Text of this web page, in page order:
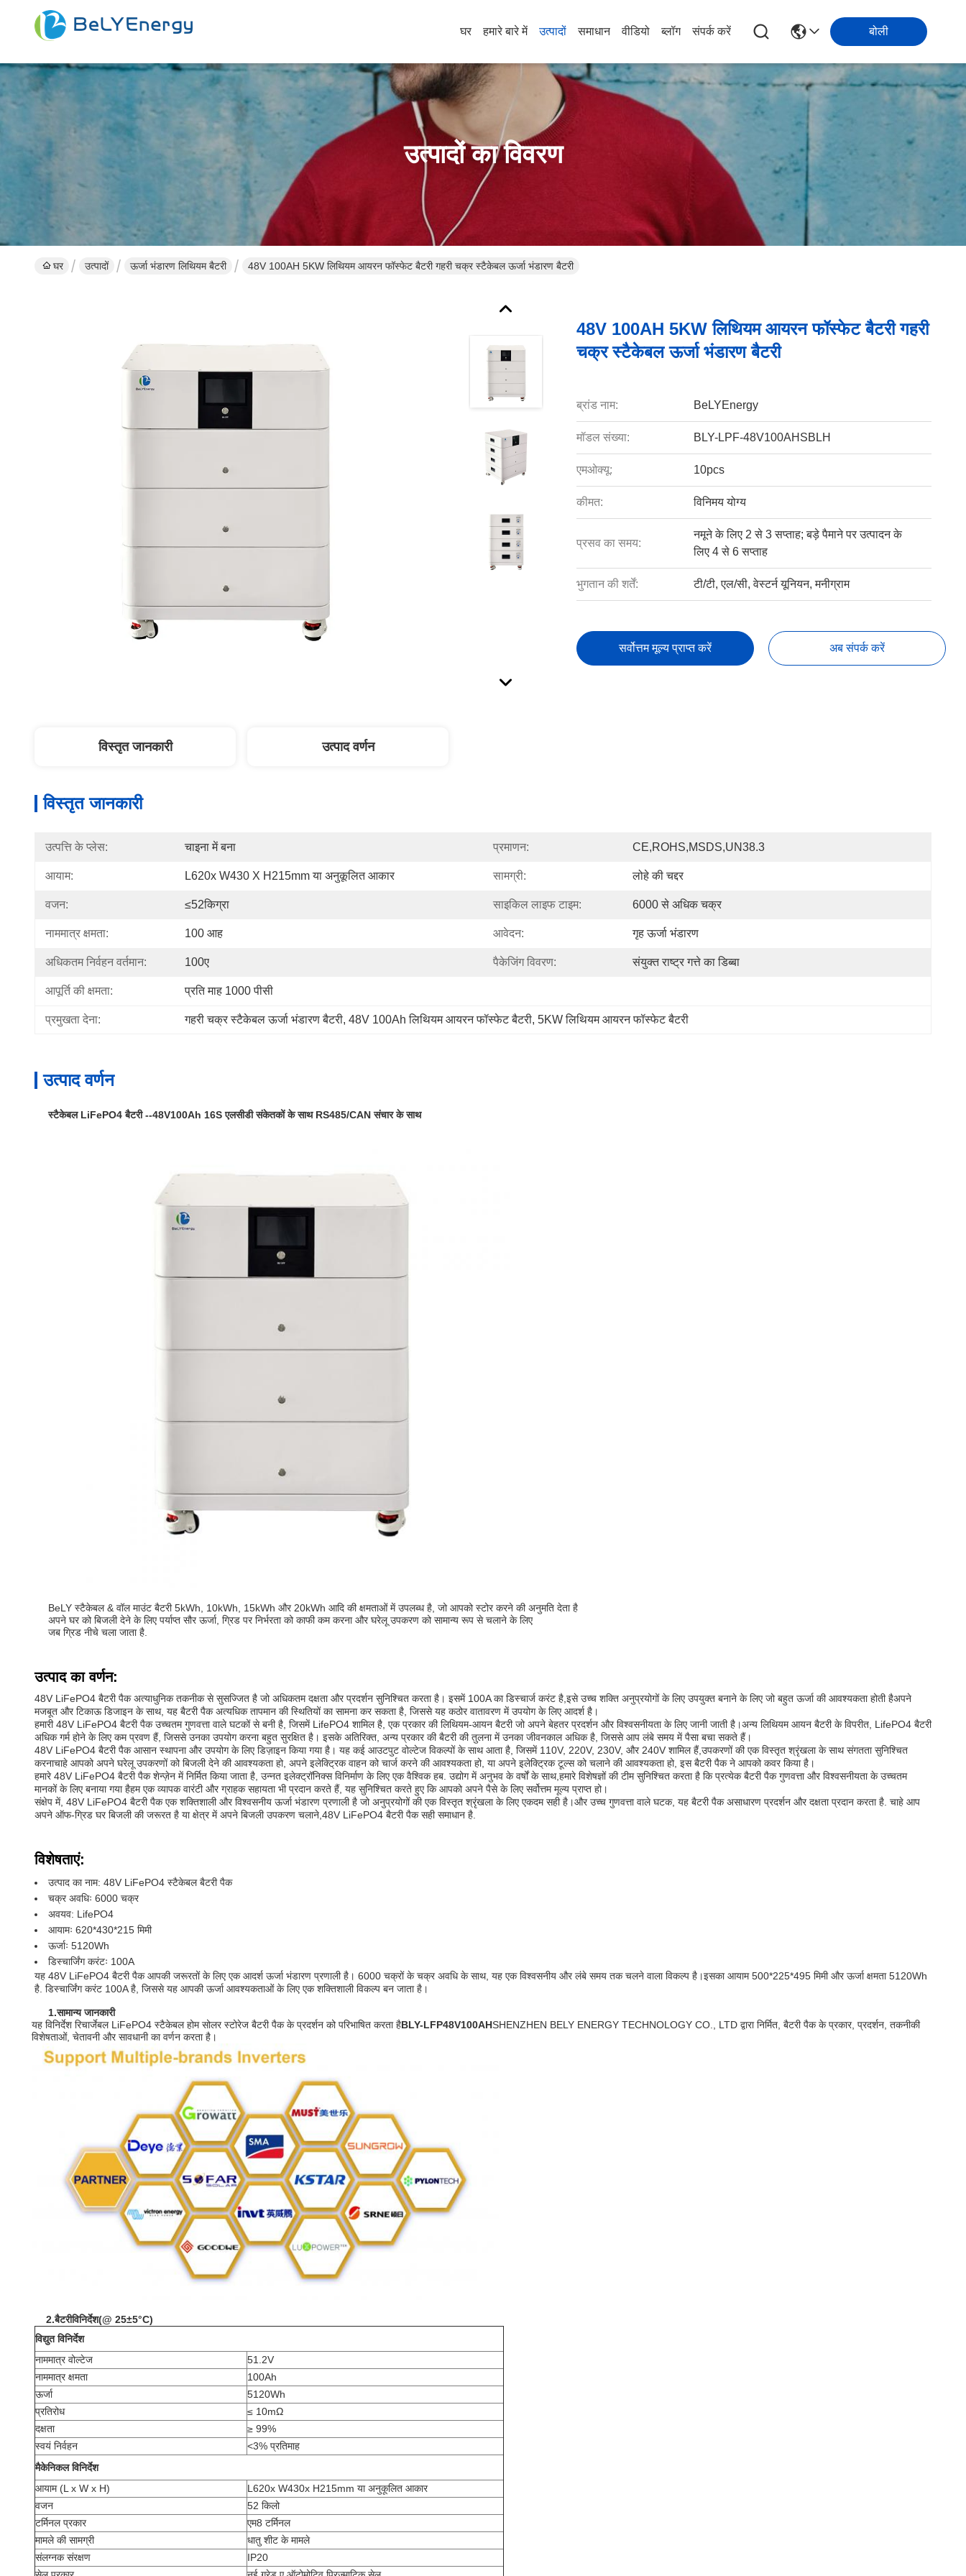
घर हमारे बारे में उत्पादों समाधान वीडियो ब्लॉग संपर्क करें बोली
उत्पादों का विवरण
घर उत्पादों ऊर्जा भंडारण लिथियम बैटरी 48V 100AH 5KW लिथियम आयरन फॉस्फेट बैटरी गहरी चक्र स्टैकेबल ऊर्जा भंडारण बैटरी
48V 100AH 5KW लिथियम आयरन फॉस्फेट बैटरी गहरी
चक्र स्टैकेबल ऊर्जा भंडारण बैटरी
ब्रांड नाम: BeLYEnergy
मॉडल संख्या: BLY-LPF-48V100AHSBLH
एमओक्यू: 10pcs
कीमत: विनिमय योग्य
प्रसव का समय:
नमूने के लिए 2 से 3 सप्ताह; बड़े पैमाने पर उत्पादन के
लिए 4 से 6 सप्ताह
भुगतान की शर्तें: टी/टी, एल/सी, वेस्टर्न यूनियन, मनीग्राम
सर्वोत्तम मूल्य प्राप्त करें अब संपर्क करें
विस्तृत जानकारी उत्पाद वर्णन
विस्तृत जानकारी
उत्पत्ति के प्लेस: चाइना में बना प्रमाणन: CE,ROHS,MSDS,UN38.3
आयाम: L620x W430 X H215mm या अनुकूलित आकार सामग्री: लोहे की चद्दर
वजन: ≤52किग्रा साइकिल लाइफ टाइम: 6000 से अधिक चक्र
नाममात्र क्षमता: 100 आह आवेदन: गृह ऊर्जा भंडारण
अधिकतम निर्वहन वर्तमान: 100ए पैकेजिंग विवरण: संयुक्त राष्ट्र गत्ते का डिब्बा
आपूर्ति की क्षमता: प्रति माह 1000 पीसी
प्रमुखता देना: गहरी चक्र स्टैकेबल ऊर्जा भंडारण बैटरी, 48V 100Ah लिथियम आयरन फॉस्फेट बैटरी, 5KW लिथियम आयरन फॉस्फेट बैटरी
उत्पाद वर्णन
स्टैकेबल LiFePO4 बैटरी --48V100Ah 16S एलसीडी संकेतकों के साथ RS485/CAN संचार के साथ
BeLY स्टैकेबल & वॉल माउंट बैटरी 5kWh, 10kWh, 15kWh और 20kWh आदि की क्षमताओं में उपलब्ध है, जो आपको स्टोर करने की अनुमति देता है
अपने घर को बिजली देने के लिए पर्याप्त सौर ऊर्जा, ग्रिड पर निर्भरता को काफी कम करना और घरेलू उपकरण को सामान्य रूप से चलाने के लिए
जब ग्रिड नीचे चला जाता है.
उत्पाद का वर्णन:
48V LiFePO4 बैटरी पैक अत्याधुनिक तकनीक से सुसज्जित है जो अधिकतम दक्षता और प्रदर्शन सुनिश्चित करता है। इसमें 100A का डिस्चार्ज करंट है,इसे उच्च शक्ति अनुप्रयोगों के लिए उपयुक्त बनाने के लिए जो बहुत ऊर्जा की आवश्यकता होती हैअपने
मजबूत और टिकाऊ डिजाइन के साथ, यह बैटरी पैक अत्यधिक तापमान की स्थितियों का सामना कर सकता है, जिससे यह कठोर वातावरण में उपयोग के लिए आदर्श है।
हमारी 48V LiFePO4 बैटरी पैक उच्चतम गुणवत्ता वाले घटकों से बनी है, जिसमें LifePO4 शामिल है, एक प्रकार की लिथियम-आयन बैटरी जो अपने बेहतर प्रदर्शन और विश्वसनीयता के लिए जानी जाती है।अन्य लिथियम आयन बैटरी के विपरीत, LifePO4 बैटरी
अधिक गर्म होने के लिए कम प्रवण हैं, जिससे उनका उपयोग करना बहुत सुरक्षित है। इसके अतिरिक्त, अन्य प्रकार की बैटरी की तुलना में उनका जीवनकाल अधिक है, जिससे आप लंबे समय में पैसा बचा सकते हैं।
48V LiFePO4 बैटरी पैक आसान स्थापना और उपयोग के लिए डिज़ाइन किया गया है। यह कई आउटपुट वोल्टेज विकल्पों के साथ आता है, जिसमें 110V, 220V, 230V, और 240V शामिल हैं,उपकरणों की एक विस्तृत श्रृंखला के साथ संगतता सुनिश्चित
करनाचाहे आपको अपने घरेलू उपकरणों को बिजली देने की आवश्यकता हो, अपने इलेक्ट्रिक वाहन को चार्ज करने की आवश्यकता हो, या अपने इलेक्ट्रिक टूल्स को चलाने की आवश्यकता हो, इस बैटरी पैक ने आपको कवर किया है।
हमारे 48V LiFePO4 बैटरी पैक शेन्ज़ेन में निर्मित किया जाता है, उन्नत इलेक्ट्रॉनिक्स विनिर्माण के लिए एक वैश्विक हब. उद्योग में अनुभव के वर्षों के साथ,हमारे विशेषज्ञों की टीम सुनिश्चित करता है कि प्रत्येक बैटरी पैक गुणवत्ता और विश्वसनीयता के उच्चतम
मानकों के लिए बनाया गया हैहम एक व्यापक वारंटी और ग्राहक सहायता भी प्रदान करते हैं, यह सुनिश्चित करते हुए कि आपको अपने पैसे के लिए सर्वोत्तम मूल्य प्राप्त हो।
संक्षेप में, 48V LiFePO4 बैटरी पैक एक शक्तिशाली और विश्वसनीय ऊर्जा भंडारण प्रणाली है जो अनुप्रयोगों की एक विस्तृत श्रृंखला के लिए एकदम सही है।और उच्च गुणवत्ता वाले घटक, यह बैटरी पैक असाधारण प्रदर्शन और दक्षता प्रदान करता है. चाहे आप
अपने ऑफ-ग्रिड घर बिजली की जरूरत है या क्षेत्र में अपने बिजली उपकरण चलाने,48V LiFePO4 बैटरी पैक सही समाधान है.
विशेषताएं:
उत्पाद का नाम: 48V LiFePO4 स्टैकेबल बैटरी पैक
चक्र अवधिः 6000 चक्र
अवयव: LifePO4
आयामः 620*430*215 मिमी
ऊर्जाः 5120Wh
डिस्चार्जिंग करंटः 100A
यह 48V LiFePO4 बैटरी पैक आपकी जरूरतों के लिए एक आदर्श ऊर्जा भंडारण प्रणाली है। 6000 चक्रों के चक्र अवधि के साथ, यह एक विश्वसनीय और लंबे समय तक चलने वाला विकल्प है।इसका आयाम 500*225*495 मिमी और ऊर्जा क्षमता 5120Wh
है. डिस्चार्जिंग करंट 100A है, जिससे यह आपकी ऊर्जा आवश्यकताओं के लिए एक शक्तिशाली विकल्प बन जाता है।
1.सामान्य जानकारी
यह विनिर्देश रिचार्जेबल LiFePO4 स्टैकेबल होम सोलर स्टोरेज बैटरी पैक के प्रदर्शन को परिभाषित करता हैBLY-LFP48V100AHSHENZHEN BELY ENERGY TECHNOLOGY CO., LTD द्वारा निर्मित, बैटरी पैक के प्रकार, प्रदर्शन, तकनीकी
विशेषताओं, चेतावनी और सावधानी का वर्णन करता है।
2.बैटरीविनिर्देश(@ 25±5°C)
विद्युत विनिर्देश
नाममात्र वोल्टेज
51.2V
नाममात्र क्षमता
100Ah
ऊर्जा
5120Wh
प्रतिरोध
≤ 10mΩ
दक्षता
≥ 99%
स्वयं निर्वहन
<3% प्रतिमाह
मैकेनिकल विनिर्देश
आयाम (L x W x H)
L620x W430x H215mm या अनुकूलित आकार
वजन
52 किलो
टर्मिनल प्रकार
एम8 टर्मिनल
मामले की सामग्री
धातु शीट के मामले
संलग्नक संरक्षण
IP20